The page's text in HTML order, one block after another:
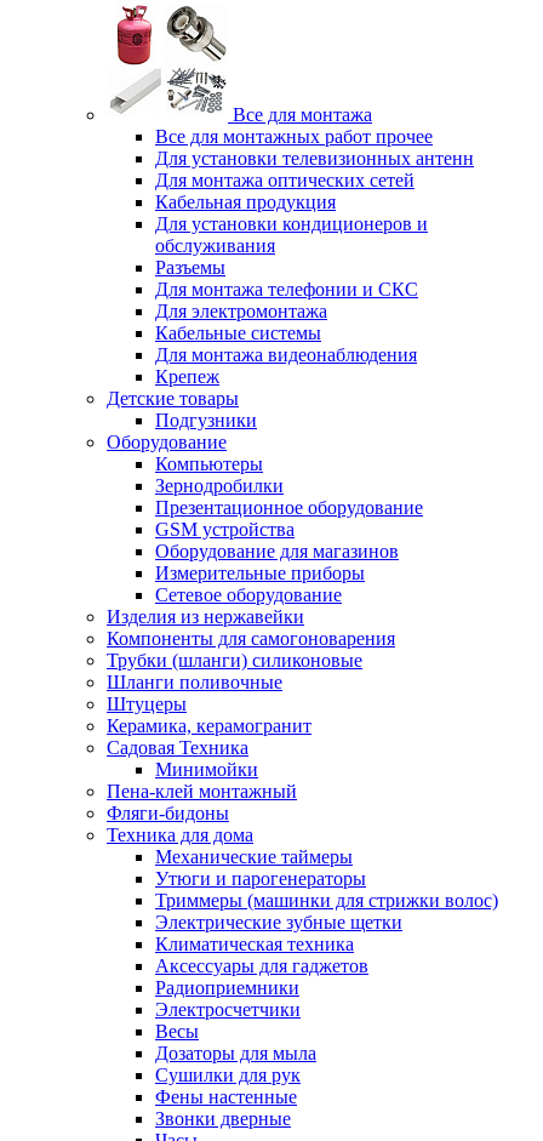
Все для монтажа
Все для монтажных работ прочее
Для установки телевизионных антенн
Для монтажа оптических сетей
Кабельная продукция
Для установки кондиционеров и
обслуживания
Разъемы
Для монтажа телефонии и СКС
Для электромонтажа
Кабельные системы
Для монтажа видеонаблюдения
Крепеж
Детские товары
Подгузники
Оборудование
Компьютеры
Зернодробилки
Презентационное оборудование
GSM устройства
Оборудование для магазинов
Измерительные приборы
Сетевое оборудование
Изделия из нержавейки
Компоненты для самогоноварения
Трубки (шланги) силиконовые
Шланги поливочные
Штуцеры
Керамика, керамогранит
Садовая Техника
Минимойки
Пена-клей монтажный
Фляги-бидоны
Техника для дома
Механические таймеры
Утюги и парогенераторы
Триммеры (машинки для стрижки волос)
Электрические зубные щетки
Климатическая техника
Аксессуары для гаджетов
Радиоприемники
Электросчетчики
Весы
Дозаторы для мыла
Сушилки для рук
Фены настенные
Звонки дверные